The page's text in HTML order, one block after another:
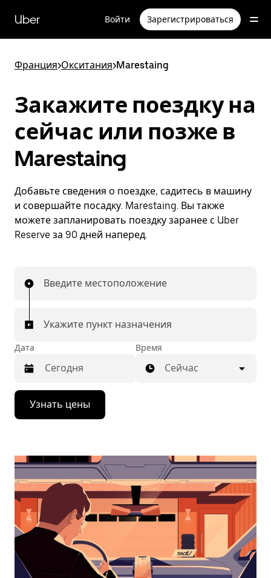
перейти
к
Uber Войти Зарегистрироваться
Франция>Окситания>Marestaing
Закажите поездку на
сейчас или позже в
Marestaing
Добавьте сведения о поездке, садитесь в машину
и совершайте посадку. Marestaing. Вы также
можете запланировать поездку заранее с Uber
Reserve за 90 дней наперед.
Введите местоположение
Укажите пункт назначения
Дата
Нажмите
стрелку
вниз,
календарю
выбрать
дату.
Чтобы
закрыть
календарь,
нажмите
Esc.
Время
Сейчас
Узнать цены